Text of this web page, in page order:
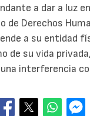
a dar a luz
de Derechos
a su entidad
de su vida
interferencia